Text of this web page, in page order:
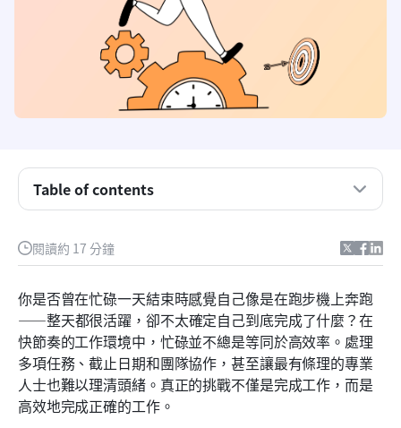
閱讀約 17 分鐘
你是否曾在忙碌一天結束時感覺自己像是在跑步機上奔跑
——整天都很活躍，卻不太確定自己到底完成了什麼？在
快節奏的工作環境中，忙碌並不總是等同於高效率。處理
多項任務、截止日期和團隊協作，甚至讓最有條理的專業
人士也難以理清頭緒。真正的挑戰不僅是完成工作，而是
高效地完成正確的工作。
Table of contents
什麼是生產力追蹤軟體？
生產力追蹤軟體的好處
2026年八大生產力追蹤解決方案
如何為您的企業選擇合適的生產力追蹤工具
結論
關於生產力追蹤軟體的常見問題